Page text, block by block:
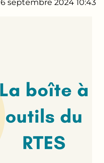
6 septembre 2024 10:43